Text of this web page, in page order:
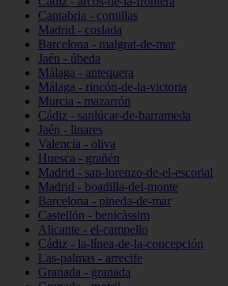
Cantabria - comillas
Madrid - coslada
Barcelona - malgrat-de-mar
Jaén - úbeda
Málaga - antequera
Málaga - rincón-de-la-victoria
Murcia - mazarrón
Cádiz - sanlúcar-de-barrameda
Jaén - linares
Valencia - oliva
Huesca - grañén
Madrid - san-lorenzo-de-el-escorial
Madrid - boadilla-del-monte
Barcelona - pineda-de-mar
Castellón - benicàssim
Alicante - el-campello
Cádiz - la-línea-de-la-concepción
Las-palmas - arrecife
Granada - granada